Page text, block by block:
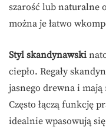
szarość lub naturalne
można je łatwo
Styl skandynawski
ciepło. Regały
jasnego drewna i
Często łączą funkcję
idealnie wpasowują